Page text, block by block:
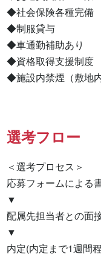
◆社会保険各種完備
◆制服貸与
◆車通勤補助あり
◆資格取得支援制度
◆施設内禁煙（敷地
選考フロー
＜選考プロセス＞
応募フォームによる
▼
配属先担当者との面
▼
内定(内定まで1週間